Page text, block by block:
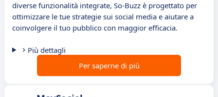
diverse funzionalità integrate, So-Buzz è progettato per
ottimizzare le tue strategie sui social media e aiutare a
coinvolgere il tuo pubblico con maggior efficacia.
Più dettagli
Per saperne di più